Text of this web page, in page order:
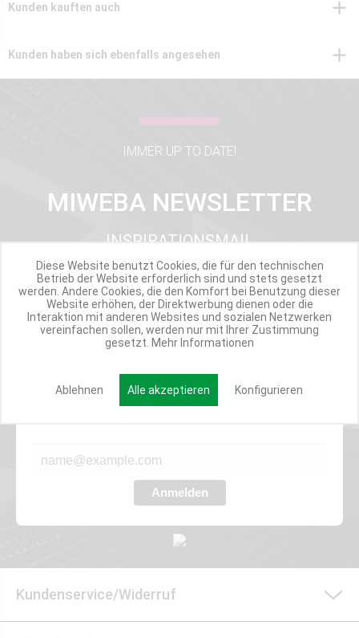
Kunden kauften auch
Kunden haben sich ebenfalls angesehen
IMMER UP TO DATE!
MIWEBA NEWSLETTER
INSPIRATIONSMAIL
PRODUKTUPDATES
TOP INFORMIERT
ANGEBOTE
Verpasse nie wieder exklusive Newsletter-Rabatte und Aktionen
Anmelden
Kundenservice/Widerruf
Diese Website benutzt Cookies, die für den technischen
Betrieb der Website erforderlich sind und stets gesetzt
werden. Andere Cookies, die den Komfort bei Benutzung dieser
Website erhöhen, der Direktwerbung dienen oder die
Interaktion mit anderen Websites und sozialen Netzwerken
vereinfachen sollen, werden nur mit Ihrer Zustimmung
gesetzt. Mehr Informationen
Ablehnen Alle akzeptieren Konfigurieren